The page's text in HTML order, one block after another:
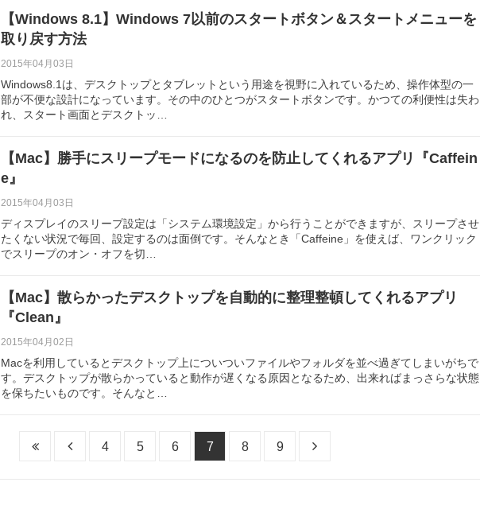
【Windows 8.1】Windows 7以前のスタートボタン＆スタートメニューを
取り戻す方法
2015年04月03日
Windows8.1は、デスクトップとタブレットという用途を視野に入れているため、操作体型の一
部が不便な設計になっています。その中のひとつがスタートボタンです。かつての利便性は失わ
れ、スタート画面とデスクトッ…
【Mac】勝手にスリープモードになるのを防止してくれるアプリ『Caffein
e』
2015年04月03日
ディスプレイのスリープ設定は「システム環境設定」から行うことができますが、スリープさせ
たくない状況で毎回、設定するのは面倒です。そんなとき「Caffeine」を使えば、ワンクリック
でスリープのオン・オフを切…
【Mac】散らかったデスクトップを自動的に整理整頓してくれるアプリ
『Clean』
2015年04月02日
Macを利用しているとデスクトップ上についついファイルやフォルダを並べ過ぎてしまいがちで
す。デスクトップが散らかっていると動作が遅くなる原因となるため、出来ればまっさらな状態
を保ちたいものです。そんなと…
4 5 6 7 8 9